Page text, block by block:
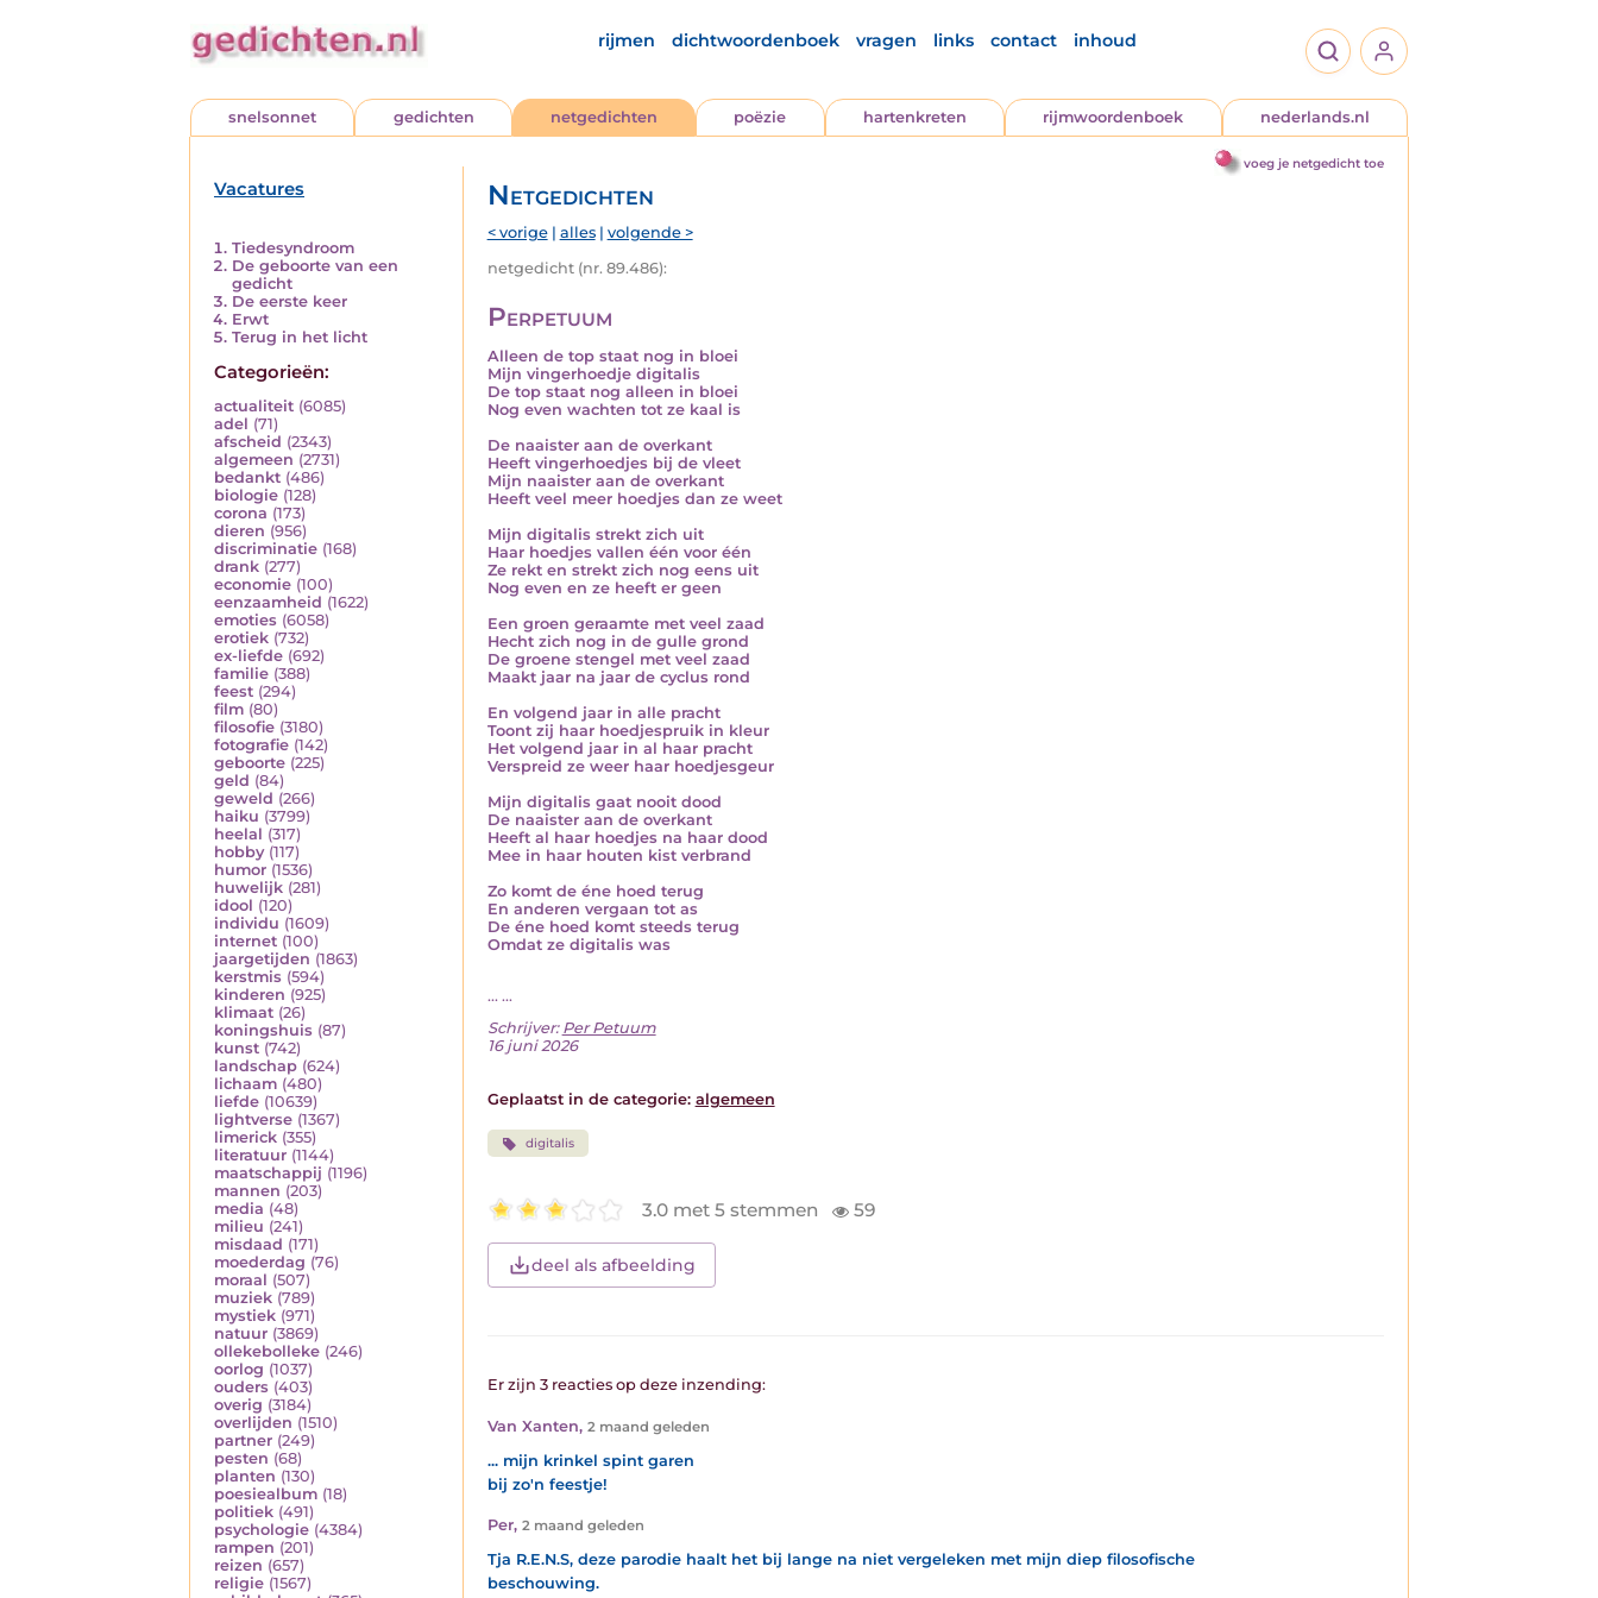
rijmen dichtwoordenboek vragen links contact inhoud
snelsonnet gedichten netgedichten poëzie hartenkreten rijmwoordenboek nederlands.nl
voeg je netgedicht toe
Vacatures
Tiedesyndroom
De geboorte van een
gedicht
De eerste keer
Erwt
Terug in het licht
Categorieën:
actualiteit (6085)
adel (71)
afscheid (2343)
algemeen (2731)
bedankt (486)
biologie (128)
corona (173)
dieren (956)
discriminatie (168)
drank (277)
economie (100)
eenzaamheid (1622)
emoties (6058)
erotiek (732)
ex-liefde (692)
familie (388)
feest (294)
film (80)
filosofie (3180)
fotografie (142)
geboorte (225)
geld (84)
geweld (266)
haiku (3799)
heelal (317)
hobby (117)
humor (1536)
huwelijk (281)
idool (120)
individu (1609)
internet (100)
jaargetijden (1863)
kerstmis (594)
kinderen (925)
klimaat (26)
koningshuis (87)
kunst (742)
landschap (624)
lichaam (480)
liefde (10639)
lightverse (1367)
limerick (355)
literatuur (1144)
maatschappij (1196)
mannen (203)
media (48)
milieu (241)
misdaad (171)
moederdag (76)
moraal (507)
muziek (789)
mystiek (971)
natuur (3869)
ollekebolleke (246)
oorlog (1037)
ouders (403)
overig (3184)
overlijden (1510)
partner (249)
pesten (68)
planten (130)
poesiealbum (18)
politiek (491)
psychologie (4384)
rampen (201)
reizen (657)
religie (1567)
Netgedichten
< vorige| alles| volgende >
netgedicht (nr. 89.486):
Perpetuum
Alleen de top staat nog in bloei
Mijn vingerhoedje digitalis
De top staat nog alleen in bloei
Nog even wachten tot ze kaal is
De naaister aan de overkant
Heeft vingerhoedjes bij de vleet
Mijn naaister aan de overkant
Heeft veel meer hoedjes dan ze weet
Mijn digitalis strekt zich uit
Haar hoedjes vallen één voor één
Ze rekt en strekt zich nog eens uit
Nog even en ze heeft er geen
Een groen geraamte met veel zaad
Hecht zich nog in de gulle grond
De groene stengel met veel zaad
Maakt jaar na jaar de cyclus rond
En volgend jaar in alle pracht
Toont zij haar hoedjespruik in kleur
Het volgend jaar in al haar pracht
Verspreid ze weer haar hoedjesgeur
Mijn digitalis gaat nooit dood
De naaister aan de overkant
Heeft al haar hoedjes na haar dood
Mee in haar houten kist verbrand
Zo komt de éne hoed terug
En anderen vergaan tot as
De éne hoed komt steeds terug
Omdat ze digitalis was
... ...
Schrijver: Per Petuum
16 juni 2026
Geplaatst in de categorie: algemeen
digitalis
3.0 met 5 stemmen 59
deel als afbeelding
Er zijn 3 reacties op deze inzending:
Van Xanten, 2 maand geleden
... mijn krinkel spint garen
bij zo'n feestje!
Per, 2 maand geleden
Tja R.E.N.S, deze parodie haalt het bij lange na niet vergeleken met mijn diep filosofische
beschouwing.